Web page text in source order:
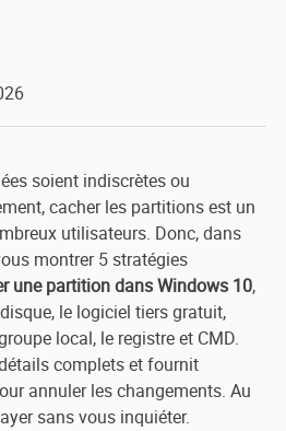
soient indiscrètes ou
cacher les partitions est un
utilisateurs. Donc, dans
montrer 5 stratégies
une partition dans Windows 10,
le logiciel tiers gratuit,
local, le registre et CMD.
complets et fournit
annuler les changements. Au
sans vous inquiéter.